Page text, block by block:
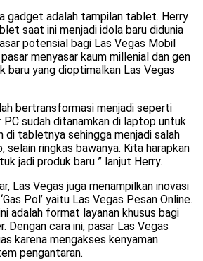
gadget adalah tampilan tablet. Herry
saat ini menjadi idola baru didunia
potensial bagi Las Vegas Mobil
menyasar kaum millenial dan gen
baru yang dioptimalkan Las Vegas
bertransformasi menjadi seperti
PC sudah ditanamkan di laptop untuk
di tabletnya sehingga menjadi salah
ringkas bawanya. Kita harapkan
jadi produk baru ” lanjut Herry.
Las Vegas juga menampilkan inovasi
Pol’ yaitu Las Vegas Pesan Online.
adalah format layanan khusus bagi
Dengan cara ini, pasar Las Vegas
karena mengakses kenyaman
pengantaran.